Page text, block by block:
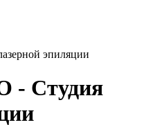
эпиляции
- Студия